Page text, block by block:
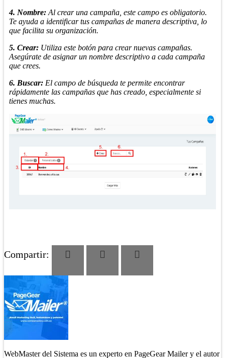
4. Nombre: Al crear una campaña, este campo es obligatorio.
Te ayuda a identificar tus campañas de manera descriptiva, lo
que facilita su organización.
5. Crear: Utiliza este botón para crear nuevas campañas.
Asegúrate de asignar un nombre descriptivo a cada campaña
que crees.
6. Buscar: El campo de búsqueda te permite encontrar
rápidamente las campañas que has creado, especialmente si
tienes muchas.
Compartir:
WebMaster del Sistema es un experto en PageGear Mailer y el autor